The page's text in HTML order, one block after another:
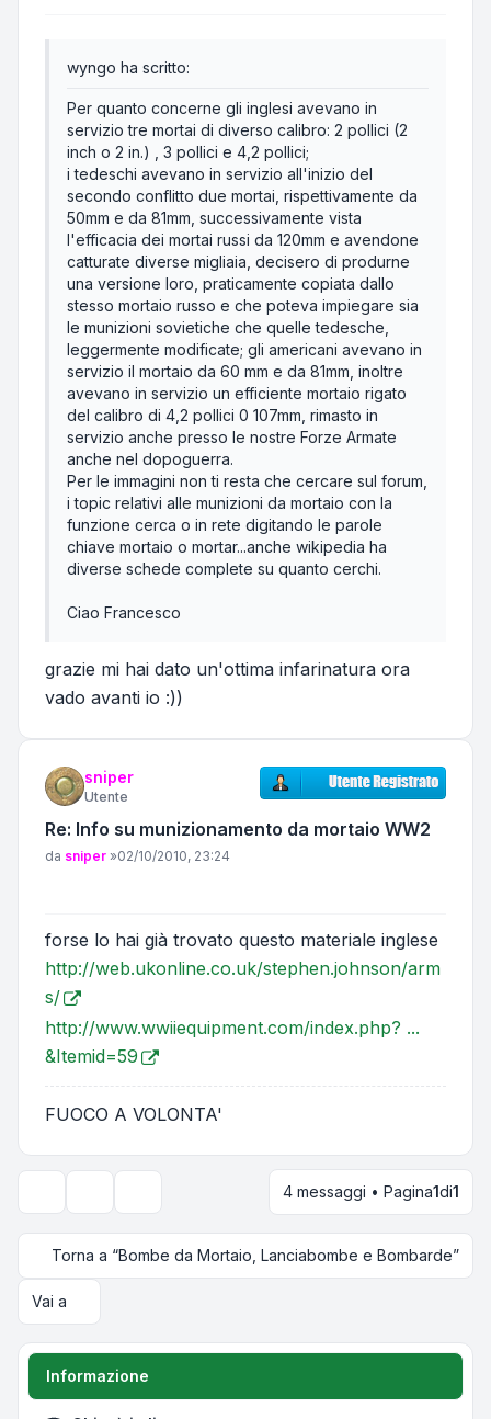
wyngo ha scritto:
Per quanto concerne gli inglesi avevano in
servizio tre mortai di diverso calibro: 2 pollici (2
inch o 2 in.) , 3 pollici e 4,2 pollici;
i tedeschi avevano in servizio all'inizio del
secondo conflitto due mortai, rispettivamente da
50mm e da 81mm, successivamente vista
l'efficacia dei mortai russi da 120mm e avendone
catturate diverse migliaia, decisero di produrne
una versione loro, praticamente copiata dallo
stesso mortaio russo e che poteva impiegare sia
le munizioni sovietiche che quelle tedesche,
leggermente modificate; gli americani avevano in
servizio il mortaio da 60 mm e da 81mm, inoltre
avevano in servizio un efficiente mortaio rigato
del calibro di 4,2 pollici 0 107mm, rimasto in
servizio anche presso le nostre Forze Armate
anche nel dopoguerra.
Per le immagini non ti resta che cercare sul forum,
i topic relativi alle munizioni da mortaio con la
funzione cerca o in rete digitando le parole
chiave mortaio o mortar...anche wikipedia ha
diverse schede complete su quanto cerchi.
Ciao Francesco
grazie mi hai dato un'ottima infarinatura ora
vado avanti io :))
sniper
Utente
Re: Info su munizionamento da mortaio WW2
Messaggio
da sniper »02/10/2010, 23:24
forse lo hai già trovato questo materiale inglese
http://web.ukonline.co.uk/stephen.johnson/arm
s/
http://www.wwiiequipment.com/index.php? ...
&Itemid=59
FUOCO A VOLONTA'
Opzioni di visualizzazione e ordinamento
4 messaggi • Pagina1di1
Torna a “Bombe da Mortaio, Lanciabombe e Bombarde”
Vai a
Informazione